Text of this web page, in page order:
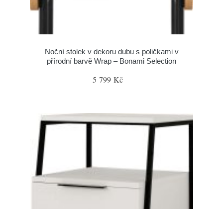
Noční stolek v dekoru dubu s poličkami v
přírodní barvě Wrap – Bonami Selection
5 799 Kč